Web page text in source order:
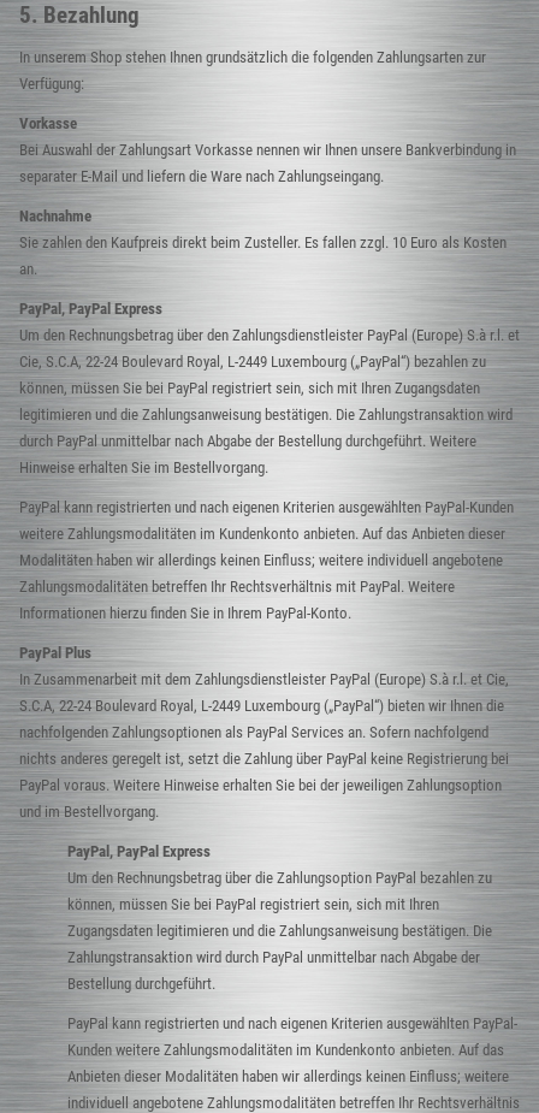
5. Bezahlung
In unserem Shop stehen Ihnen grundsätzlich die folgenden Zahlungsarten zur
Verfügung:
Vorkasse
Bei Auswahl der Zahlungsart Vorkasse nennen wir Ihnen unsere Bankverbindung in
separater E-Mail und liefern die Ware nach Zahlungseingang.
Nachnahme
Sie zahlen den Kaufpreis direkt beim Zusteller. Es fallen zzgl. 10 Euro als Kosten
an.
PayPal, PayPal Express
Um den Rechnungsbetrag über den Zahlungsdienstleister PayPal (Europe) S.à r.l. et
Cie, S.C.A, 22-24 Boulevard Royal, L-2449 Luxembourg („PayPal“) bezahlen zu
können, müssen Sie bei PayPal registriert sein, sich mit Ihren Zugangsdaten
legitimieren und die Zahlungsanweisung bestätigen. Die Zahlungstransaktion wird
durch PayPal unmittelbar nach Abgabe der Bestellung durchgeführt. Weitere
Hinweise erhalten Sie im Bestellvorgang.
PayPal kann registrierten und nach eigenen Kriterien ausgewählten PayPal-Kunden
weitere Zahlungsmodalitäten im Kundenkonto anbieten. Auf das Anbieten dieser
Modalitäten haben wir allerdings keinen Einfluss; weitere individuell angebotene
Zahlungsmodalitäten betreffen Ihr Rechtsverhältnis mit PayPal. Weitere
Informationen hierzu finden Sie in Ihrem PayPal-Konto.
PayPal Plus
In Zusammenarbeit mit dem Zahlungsdienstleister PayPal (Europe) S.à r.l. et Cie,
S.C.A, 22-24 Boulevard Royal, L-2449 Luxembourg („PayPal“) bieten wir Ihnen die
nachfolgenden Zahlungsoptionen als PayPal Services an. Sofern nachfolgend
nichts anderes geregelt ist, setzt die Zahlung über PayPal keine Registrierung bei
PayPal voraus. Weitere Hinweise erhalten Sie bei der jeweiligen Zahlungsoption
und im Bestellvorgang.
PayPal, PayPal Express
Um den Rechnungsbetrag über die Zahlungsoption PayPal bezahlen zu
können, müssen Sie bei PayPal registriert sein, sich mit Ihren
Zugangsdaten legitimieren und die Zahlungsanweisung bestätigen. Die
Zahlungstransaktion wird durch PayPal unmittelbar nach Abgabe der
Bestellung durchgeführt.
PayPal kann registrierten und nach eigenen Kriterien ausgewählten PayPal-
Kunden weitere Zahlungsmodalitäten im Kundenkonto anbieten. Auf das
Anbieten dieser Modalitäten haben wir allerdings keinen Einfluss; weitere
individuell angebotene Zahlungsmodalitäten betreffen Ihr Rechtsverhältnis